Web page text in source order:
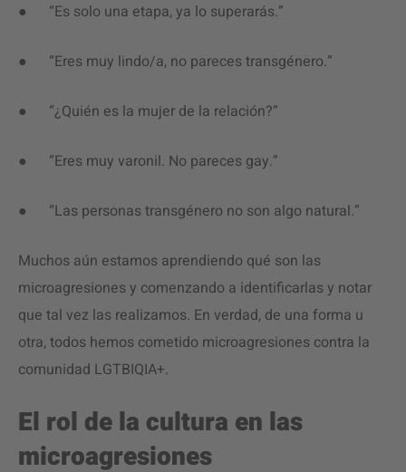
● “Es solo una etapa, ya lo superarás.”
● “Eres muy lindo/a, no pareces transgénero.”
● “¿Quién es la mujer de la relación?”
● “Eres muy varonil. No pareces gay.”
● “Las personas transgénero no son algo natural.”
Muchos aún estamos aprendiendo qué son las
microagresiones y comenzando a identificarlas y notar
que tal vez las realizamos. En verdad, de una forma u
otra, todos hemos cometido microagresiones contra la
comunidad LGTBIQIA+.
El rol de la cultura en las
microagresiones